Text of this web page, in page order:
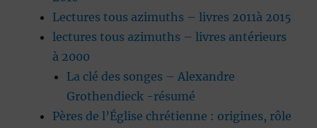
Lectures tous azimuths – livres 2011à 2015
lectures tous azimuths – livres antérieurs
à 2000
La clé des songes – Alexandre
Grothendieck -résumé
Pères de l’Église chrétienne : origines, rôle